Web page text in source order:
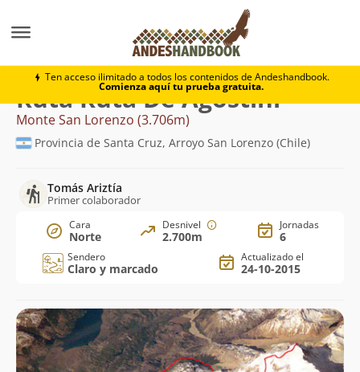
Ten acceso ilimitado a todos los contenidos de Andeshandbook.
Comienza aquí tu prueba gratuita.
Monte San Lorenzo Ruta De Agostini
Ruta Ruta De Agostini
Monte San Lorenzo (3.706m)
Provincia de Santa Cruz, Arroyo San Lorenzo (Chile)
Tomás Ariztía
Primer colaborador
Cara
Norte
Desnivel
2.700m
Jornadas
6
Sendero
Claro y marcado
Actualizado el
24-10-2015